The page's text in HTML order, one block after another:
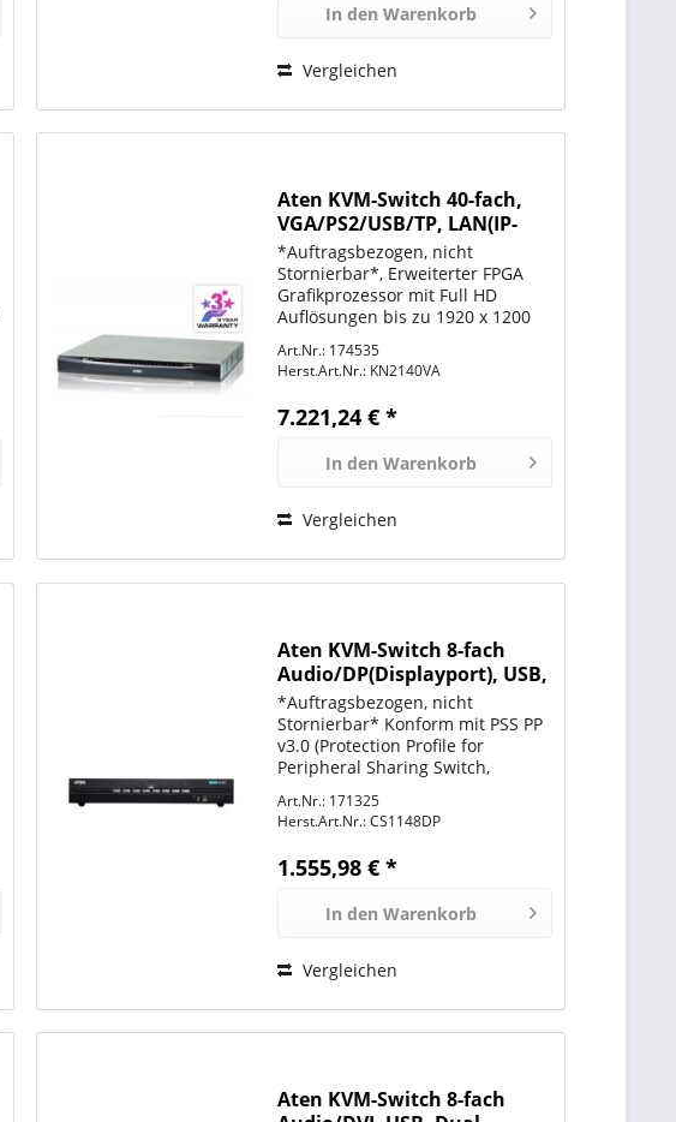
In den Warenkorb
Vergleichen
Aten KVM-Switch 40-fach,
VGA/PS2/USB/TP, LAN(IP-
fähig)
*Auftragsbezogen, nicht
Stornierbar*, Erweiterter FPGA
Grafikprozessor mit Full HD
Auflösungen bis zu 1920 x 1200
Mode Überwachung sämtlicher
Ports in einer Rasteranzeige auf
allen Desktops auf dem lokalen
und...
Art.Nr.: 174535
Herst.Art.Nr.: KN2140VA
7.221,24 € *
In den Warenkorb
Vergleichen
Aten KVM-Switch 8-fach
Audio/DP(Displayport), USB,
Dual Display, Secure,
*Auftragsbezogen, nicht
Stornierbar* Konform mit PSS PP
v3.0 (Protection Profile for
Peripheral Sharing Switch,
Sicherheitsanforderungen
Permanente Gehäuse
ATEN PSS PP v3.0 Secure KVM
Art.Nr.: 171325
Herst.Art.Nr.:CS1148DP
1.555,98 € *
In den Warenkorb
Vergleichen
Aten KVM-Switch 8-fach